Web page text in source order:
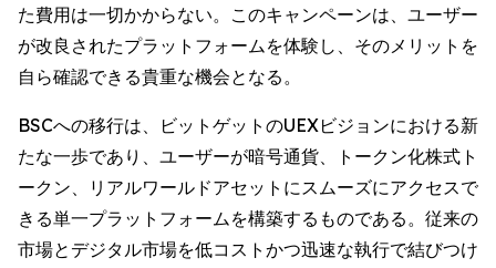
た費用は一切かからない。このキャンペーンは、ユーザー
が改良されたプラットフォームを体験し、そのメリットを
自ら確認できる貴重な機会となる。
BSCへの移行は、ビットゲットのUEXビジョンにおける新
たな一歩であり、ユーザーが暗号通貨、トークン化株式ト
ークン、リアルワールドアセットにスムーズにアクセスで
きる単一プラットフォームを構築するものである。従来の
市場とデジタル市場を低コストかつ迅速な執行で結びつけ